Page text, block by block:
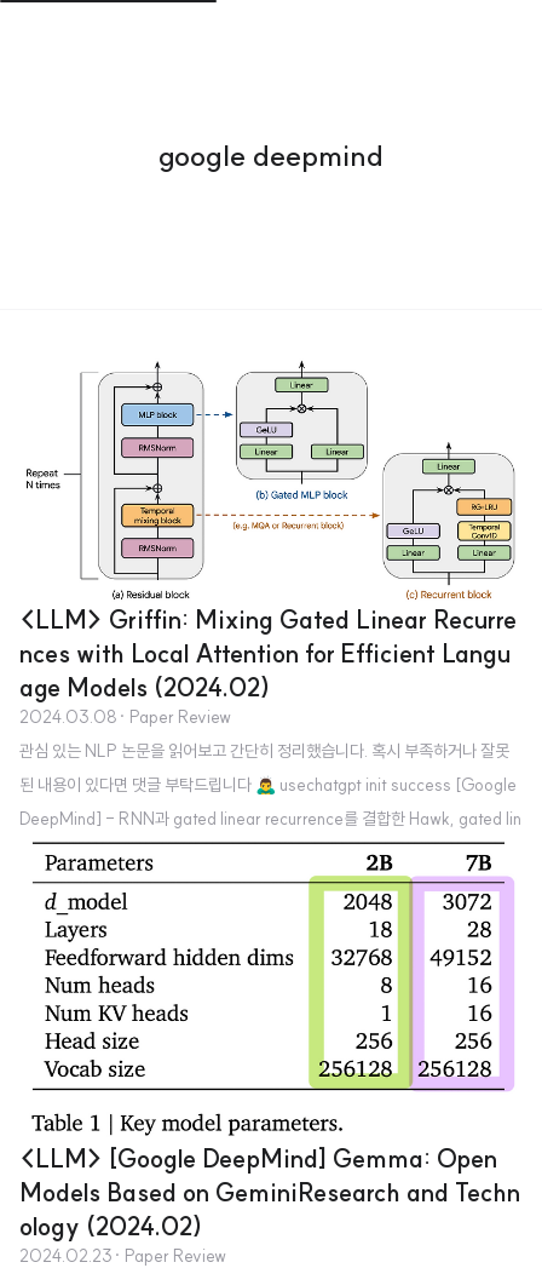
google deepmind
<LLM> Griffin: Mixing Gated Linear Recurre
nces with Local Attention for Efficient Langu
age Models (2024.02)
2024.03.08 · Paper Review
관심 있는 NLP 논문을 읽어보고 간단히 정리했습니다. 혹시 부족하거나 잘못
된 내용이 있다면 댓글 부탁드립니다 🙇‍♂️ usechatgpt init success [Google
DeepMind] - RNN과 gated linear recurrence를 결합한 Hawk, gated lin
ear recurrence와 local attention을 결합한 Griffin을 제안 - Hawk는 특정
태스크에서 Mamba 수준의 성능을, Griffin은 Llama-2 수준의 성능을 보임.
특히 후자의 경우 학습 당시에 접한 텍스트 보다 긴 데이터에 대해서도 뛰어난
성능을 보임. - 두 모델은 Transformers 대비 hardward efficient하며 lowe
r latency & higher throughpu..
<LLM> [Google DeepMind] Gemma: Open
Models Based on GeminiResearch and Techn
ology (2024.02)
2024.02.23 · Paper Review